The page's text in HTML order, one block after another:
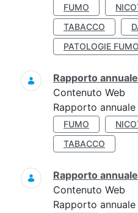
FUMO
TABACCO
PATOLOGIE
Rapporto
Contenuto Web
Rapporto
FUMO
TABACCO
Rapporto
Contenuto Web
Rapporto